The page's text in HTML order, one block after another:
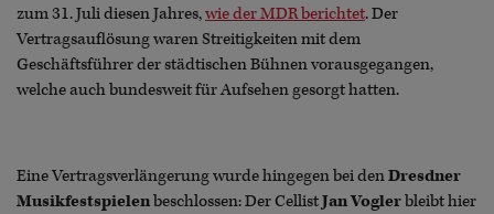
zum 31. Juli diesen Jahres,wie der MDR berichtet. Der
Vertragsauflösung waren Streitigkeiten mit dem
Geschäftsführer der städtischen Bühnen vorausgegangen,
welche auch bundesweit für Aufsehen gesorgt hatten.
Eine Vertragsverlängerung wurde hingegen bei denDresdner
Musikfestspielenbeschlossen: Der CellistJan Voglerbleibt hier